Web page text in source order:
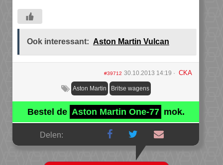
Ook interessant: Aston Martin Vulcan
#39712 30.10.2013 14:19 CKA
Aston Martin Britse wagens
Bestel de Aston Martin One-77 mok.
Delen: